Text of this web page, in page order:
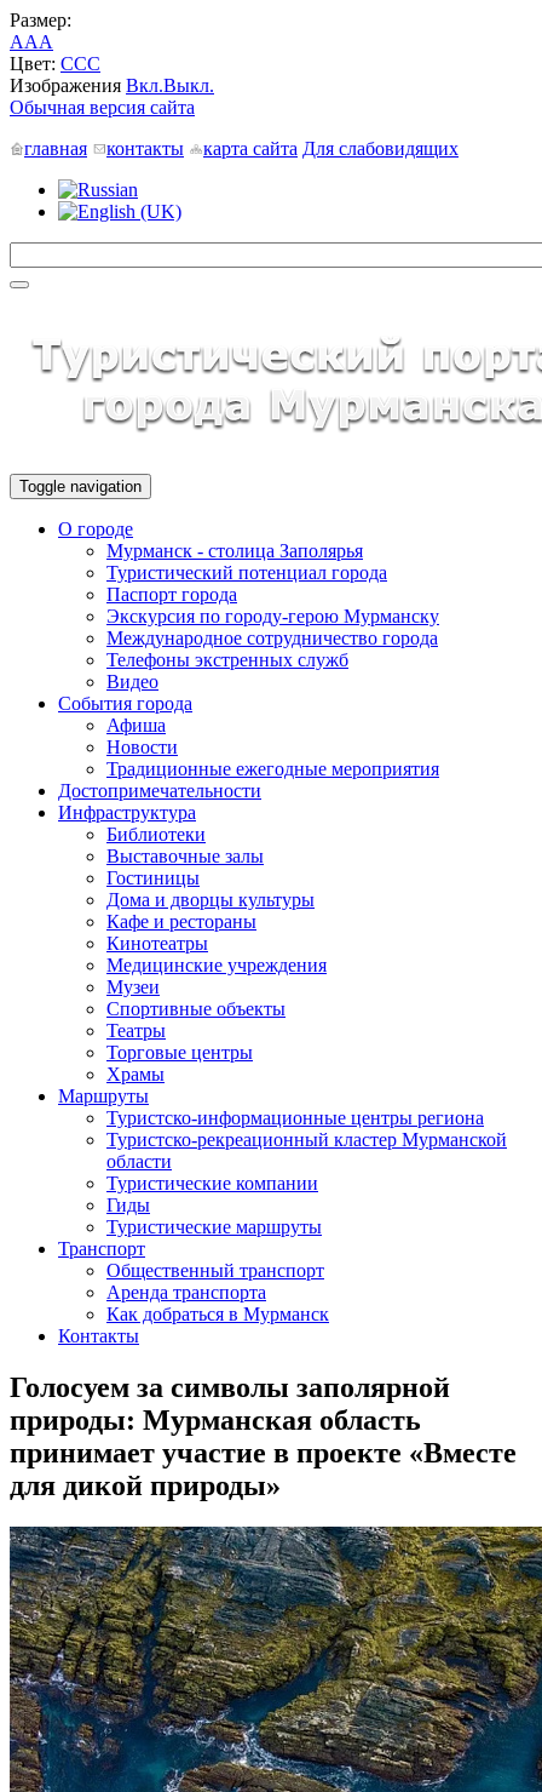
Размер:
AAA
Цвет: CCC
Изображения Вкл.Выкл.
Обычная версия сайта
главная
контакты карта сайта Для слабовидящих
Toggle navigation
О городе
Мурманск - столица Заполярья
Туристический потенциал города
Паспорт города
Экскурсия по городу-герою Мурманску
Международное сотрудничество города
Телефоны экстренных служб
Видео
События города
Афиша
Новости
Традиционные ежегодные мероприятия
Достопримечательности
Инфраструктура
Библиотеки
Выставочные залы
Гостиницы
Дома и дворцы культуры
Кафе и рестораны
Кинотеатры
Медицинские учреждения
Музеи
Спортивные объекты
Театры
Торговые центры
Храмы
Маршруты
Туристско-информационные центры региона
Туристско-рекреационный кластер Мурманской
области
Туристические компании
Гиды
Туристические маршруты
Транспорт
Общественный транспорт
Аренда транспорта
Как добраться в Мурманск
Контакты
Голосуем за символы заполярной
природы: Мурманская область
принимает участие в проекте «Вместе
для дикой природы»